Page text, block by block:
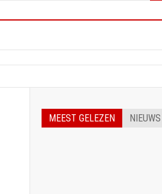
MEEST GELEZEN NIEUWS